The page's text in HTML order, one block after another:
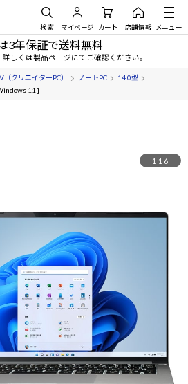
検索 マイページ カート 店舗情報 メニュー
3年保証で送料無料
しくは製品ページにてご確認ください。
（クリエイターPC） ノートPC
14.0型
11 ]
1 16